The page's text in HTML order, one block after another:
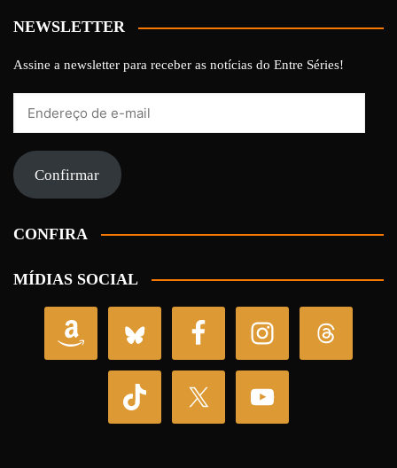
NEWSLETTER
Assine a newsletter para receber as notícias do Entre Séries!
mail Confirmar
CONFIRA
MÍDIAS SOCIAL